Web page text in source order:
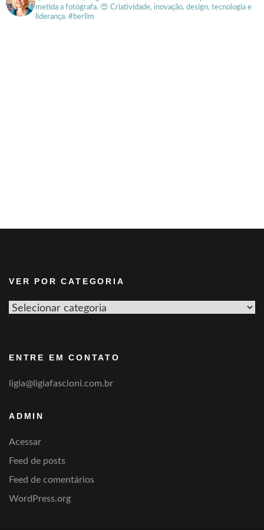
metida a fotógrafa. 😍 Criatividade, inovação, design, tecnologia e
liderança. #berlim
VER POR CATEGORIA
Ver
ENTRE EM CONTATO
ligia@ligiafascioni.com.br
ADMIN
Acessar
Feed de posts
Feed de comentários
WordPress.org